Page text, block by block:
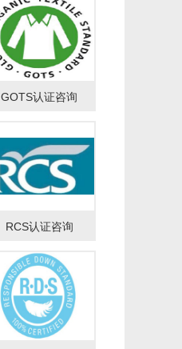
GOTS认证咨询
RCS认证咨询